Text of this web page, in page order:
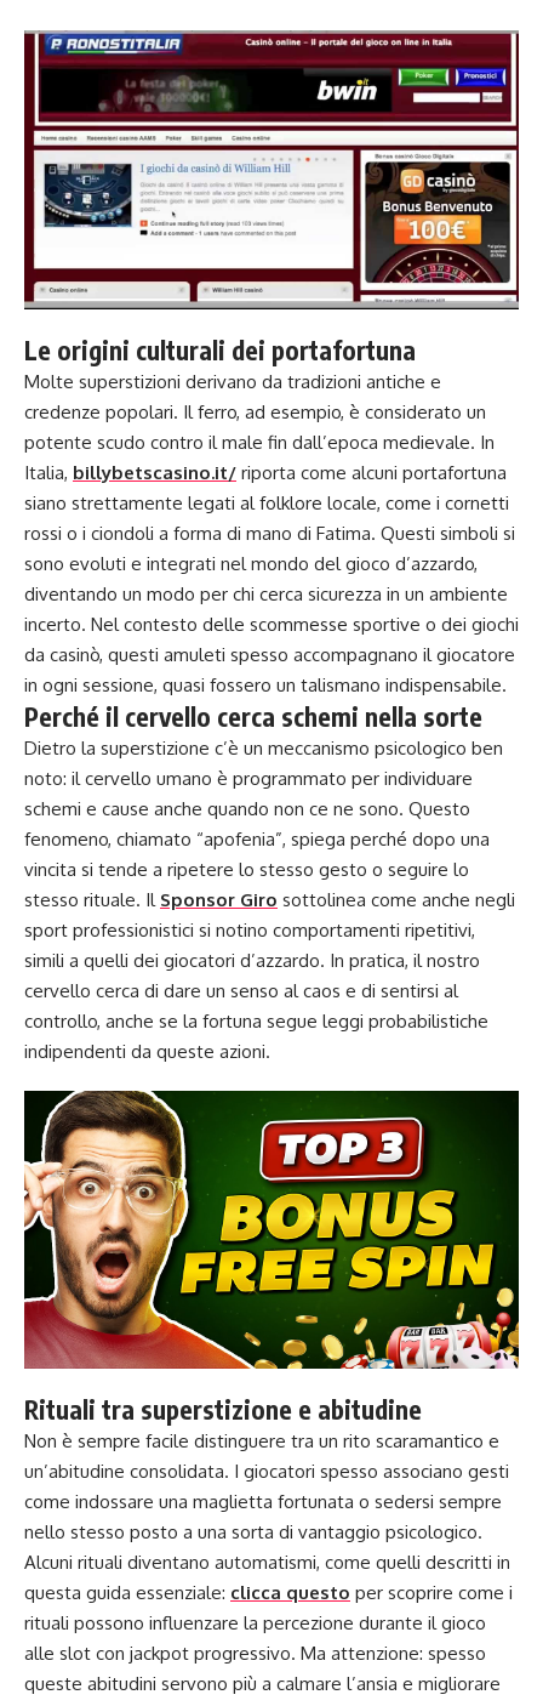
Le origini culturali dei portafortuna
Molte superstizioni derivano da tradizioni antiche e
credenze popolari. Il ferro, ad esempio, è considerato un
potente scudo contro il male fin dall’epoca medievale. In
Italia, billybetscasino.it/ riporta come alcuni portafortuna
siano strettamente legati al folklore locale, come i cornetti
rossi o i ciondoli a forma di mano di Fatima. Questi simboli si
sono evoluti e integrati nel mondo del gioco d’azzardo,
diventando un modo per chi cerca sicurezza in un ambiente
incerto. Nel contesto delle scommesse sportive o dei giochi
da casinò, questi amuleti spesso accompagnano il giocatore
in ogni sessione, quasi fossero un talismano indispensabile.
Perché il cervello cerca schemi nella sorte
Dietro la superstizione c’è un meccanismo psicologico ben
noto: il cervello umano è programmato per individuare
schemi e cause anche quando non ce ne sono. Questo
fenomeno, chiamato “apofenia”, spiega perché dopo una
vincita si tende a ripetere lo stesso gesto o seguire lo
stesso rituale. Il Sponsor Giro sottolinea come anche negli
sport professionistici si notino comportamenti ripetitivi,
simili a quelli dei giocatori d’azzardo. In pratica, il nostro
cervello cerca di dare un senso al caos e di sentirsi al
controllo, anche se la fortuna segue leggi probabilistiche
indipendenti da queste azioni.
Rituali tra superstizione e abitudine
Non è sempre facile distinguere tra un rito scaramantico e
un’abitudine consolidata. I giocatori spesso associano gesti
come indossare una maglietta fortunata o sedersi sempre
nello stesso posto a una sorta di vantaggio psicologico.
Alcuni rituali diventano automatismi, come quelli descritti in
questa guida essenziale: clicca questo per scoprire come i
rituali possono influenzare la percezione durante il gioco
alle slot con jackpot progressivo. Ma attenzione: spesso
queste abitudini servono più a calmare l’ansia e migliorare